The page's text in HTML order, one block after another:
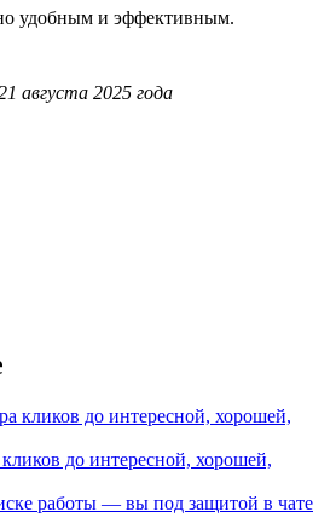
удобным и эффективным.
августа 2025 года
до интересной, хорошей,